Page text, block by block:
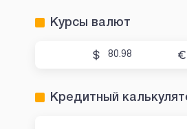
Курсы валют
80.98
Кредитный